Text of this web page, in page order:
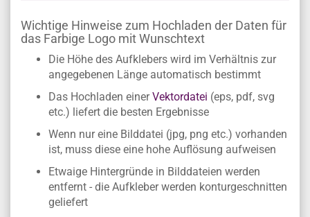
Wichtige Hinweise zum Hochladen der Daten für
das Farbige Logo mit Wunschtext
Die Höhe des Aufklebers wird im Verhältnis zur
angegebenen Länge automatisch bestimmt
Das Hochladen einerVektordatei (eps, pdf, svg
etc.) liefert die besten Ergebnisse
Wenn nur eine Bilddatei (jpg, png etc.) vorhanden
ist, muss diese eine hohe Auflösung aufweisen
Etwaige Hintergründe in Bilddateien werden
entfernt - die Aufkleber werden konturgeschnitten
geliefert